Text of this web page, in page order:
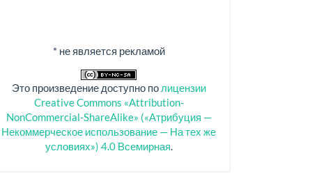
* не является рекламой
Это произведение доступно по лицензии
Creative Commons «Attribution-
NonCommercial-ShareAlike» («Атрибуция —
Некоммерческое использование — На тех же
условиях») 4.0 Всемирная.